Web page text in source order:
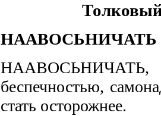
НААВОСЬНИЧАТЬ
НААВОСЬНИЧАТЬ,
беспечностью,
стать осторожнее.